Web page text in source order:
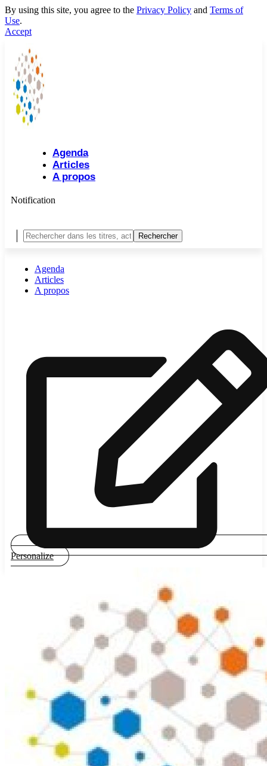
By using this site, you agree to the Privacy Policy and Terms of
Use.
Accept
Agenda
Articles
A propos
Notification
Agenda
Articles
A propos
Personalize